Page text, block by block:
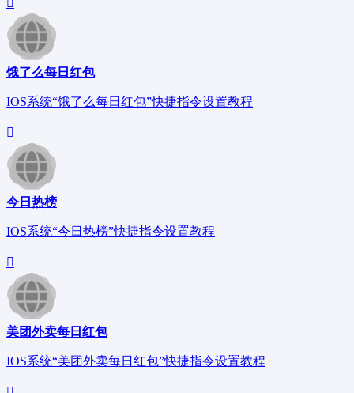
饿了么每日红包
IOS系统“饿了么每日红包”快捷指令设置教程
今日热榜
IOS系统“今日热榜”快捷指令设置教程
美团外卖每日红包
IOS系统“美团外卖每日红包”快捷指令设置教程